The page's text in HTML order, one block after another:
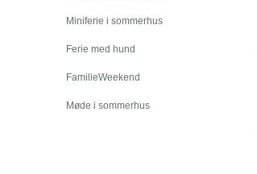
Miniferie i sommerhus
Ferie med hund
FamilieWeekend
Møde i sommerhus